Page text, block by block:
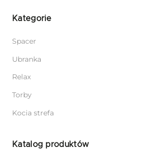
Kategorie
Spacer
Ubranka
Relax
Torby
Kocia strefa
Katalog produktów